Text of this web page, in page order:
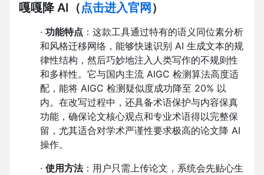
嘎嘎降 AI （点击进入官网 ）
· 功能特点 ：这款工具通过特有的语义同位素分析
和风格迁移网络，能够快速识别 AI 生成文本的规
律性结构，然后巧妙地注入人类写作的不规则性
和多样性。它与国内主流 AIGC 检测算法高度适
配，能将 AIGC 检测疑似度成功降至 20% 以
内。在改写过程中，还具备术语保护与内容保真
功能，确保论文核心观点和专业术语得以完整保
留，尤其适合对学术严谨性要求极高的论文降 AI
操作。
· 使用方法：用户只需上传论文，系统会先贴心生